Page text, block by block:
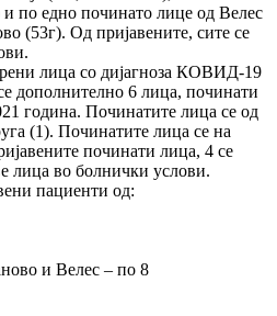
по едно починато лице од Велес
(53г). Од пријавените, сите се
лица со дијагноза КОВИД-19
дополнително 6 лица, починати
година. Починатите лица се од
(1). Починатите лица се на
починати лица, 4 се
лица во болнички услови.
пациенти од:
и Велес – по 8